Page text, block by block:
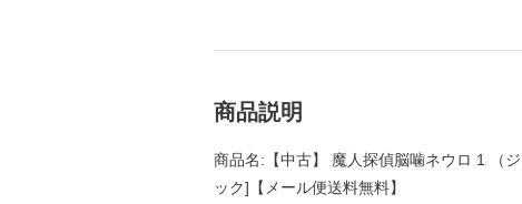
商品説明
商品名:【中古】 魔人探偵脳噛ネウロ 1 （
ック]【メール便送料無料】